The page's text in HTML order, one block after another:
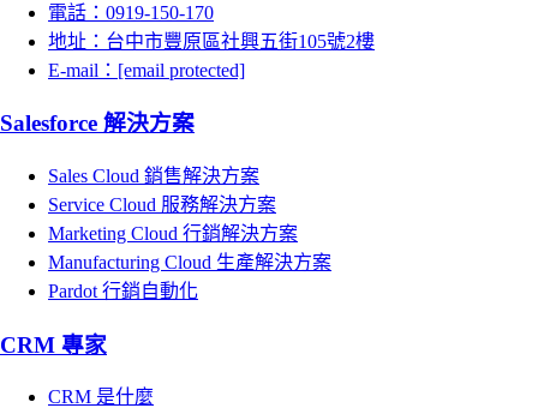
電話：0919-150-170
地址：台中市豐原區社興五街105號2樓
E-mail： [email protected]
Salesforce 解決方案
Sales Cloud 銷售解決方案
Service Cloud 服務解決方案
Marketing Cloud 行銷解決方案
Manufacturing Cloud 生產解決方案
Pardot 行銷自動化
CRM 專家
CRM 是什麼